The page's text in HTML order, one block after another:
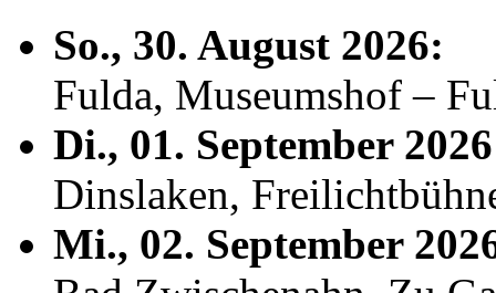
So., 30. August 2026:
Fulda, Museumshof –
Di., 01. September
Dinslaken,
Mi., 02. September